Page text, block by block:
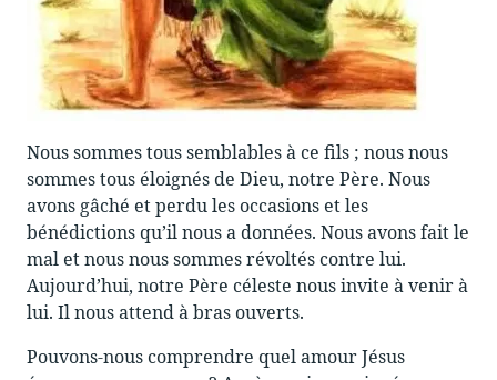
Nous sommes tous semblables à ce fils ; nous nous
sommes tous éloignés de Dieu, notre Père. Nous
avons gâché et perdu les occasions et les
bénédictions qu’il nous a données. Nous avons fait le
mal et nous nous sommes révoltés contre lui.
Aujourd’hui, notre Père céleste nous invite à venir à
lui. Il nous attend à bras ouverts.
Pouvons-nous comprendre quel amour Jésus